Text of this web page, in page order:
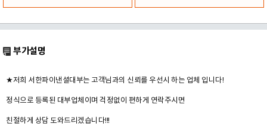
부가설명
★저희 서한파이낸셜대부는 고객님과의 신뢰를 우선시 하는 업체 입니다!
정식으로 등록된 대부업체이며 걱정없이 편하게 연락주시면
친절하게 상담 도와드리겠습니다!!!